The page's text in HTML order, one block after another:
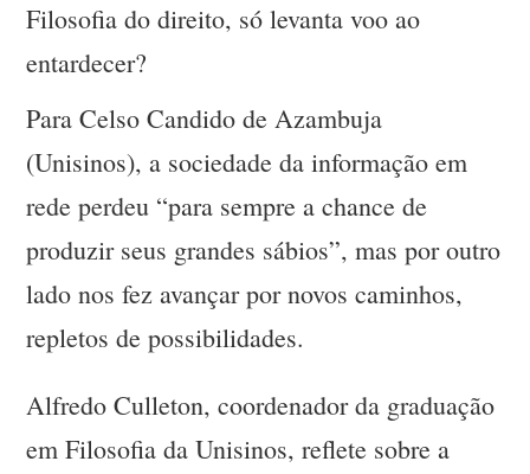
Filosofia do direito, só levanta voo ao
entardecer?
Para Celso Candido de Azambuja
(Unisinos), a sociedade da informação em
rede perdeu “para sempre a chance de
produzir seus grandes sábios”, mas por outro
lado nos fez avançar por novos caminhos,
repletos de possibilidades.
Alfredo Culleton, coordenador da graduação
em Filosofia da Unisinos, reflete sobre a